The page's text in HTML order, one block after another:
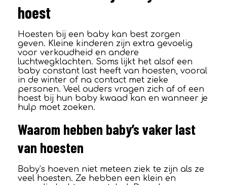
hoest
Hoesten bij een baby kan best zorgen
geven. Kleine kinderen zijn extra gevoelig
voor verkoudheid en andere
luchtwegklachten. Soms lijkt het alsof een
baby constant last heeft van hoesten, vooral
in de winter of na contact met zieke
personen. Veel ouders vragen zich af of een
hoest bij hun baby kwaad kan en wanneer je
hulp moet zoeken.
Waarom hebben baby’s vaker last
van hoesten
Baby’s hoeven niet meteen ziek te zijn als ze
veel hoesten. Ze hebben een klein en